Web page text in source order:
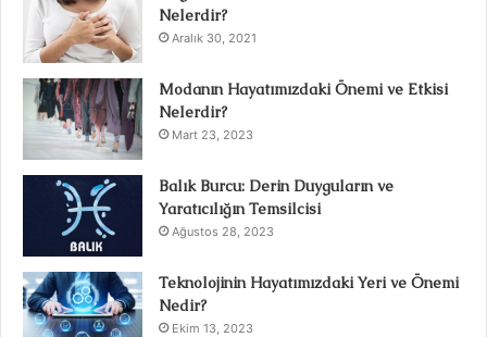
Nelerdir?
Aralık 30, 2021
Modanın Hayatımızdaki Önemi ve Etkisi
Nelerdir?
Mart 23, 2023
Balık Burcu: Derin Duyguların ve
Yaratıcılığın Temsilcisi
Ağustos 28, 2023
Teknolojinin Hayatımızdaki Yeri ve Önemi
Nedir?
Ekim 13, 2023